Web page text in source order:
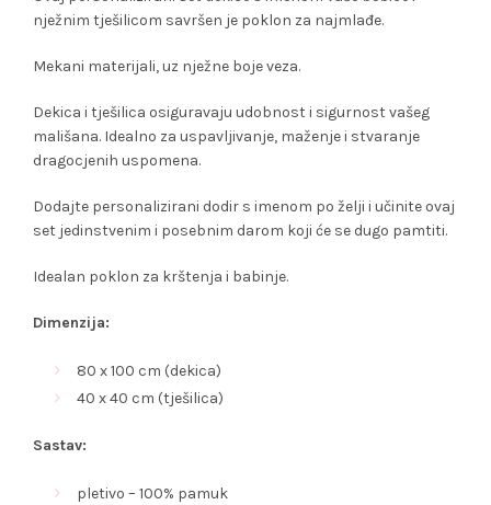
nježnim tješilicom savršen je poklon za najmlađe.
Mekani materijali, uz nježne boje veza.
Dekica i tješilica osiguravaju udobnost i sigurnost vašeg
mališana. Idealno za uspavljivanje, maženje i stvaranje
dragocjenih uspomena.
Dodajte personalizirani dodir s imenom po želji i učinite ovaj
set jedinstvenim i posebnim darom koji će se dugo pamtiti.
Idealan poklon za krštenja i babinje.
Dimenzija:
80 x 100 cm (dekica)
40 x 40 cm (tješilica)
Sastav:
pletivo – 100% pamuk